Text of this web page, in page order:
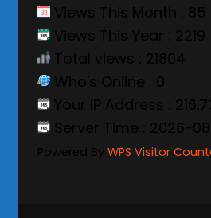
Views This Month : 85
Views This Year : 2219
Total views : 21804
Who's Online : 0
Your IP Address :
Server Time : 2026-
Powered ByWPS Visitor